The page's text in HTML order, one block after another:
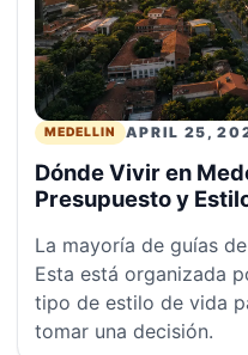
MEDELLIN APRIL 25,
Dónde Vivir en
Presupuesto y
La mayoría de guías
Esta está organizada
tipo de estilo de vida
tomar una decisión.